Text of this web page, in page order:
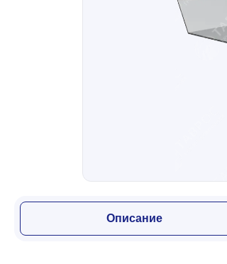
Профили для
Дача и сад
Описание